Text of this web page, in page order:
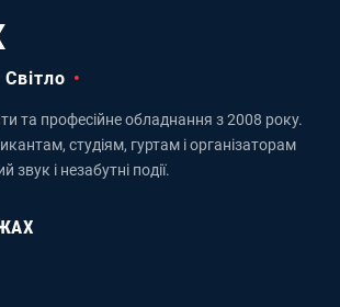
та професійне обладнання з 2008 року.
студіям, гуртам і організаторам
звук і незабутні події.